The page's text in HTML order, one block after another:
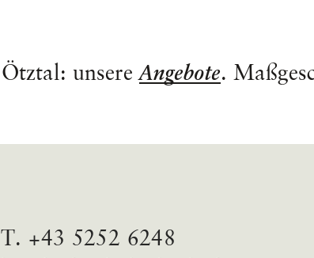
unsereAngebote.
T. +43 5252 6248